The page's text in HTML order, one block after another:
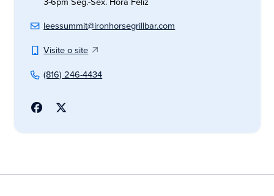
leessummit@ironhorsegrillbar.com
Visite o site
(816) 246-4434